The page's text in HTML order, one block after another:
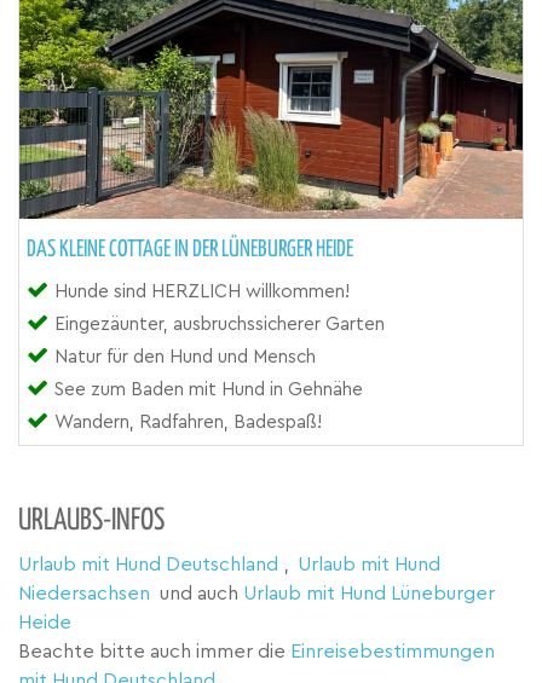
DAS KLEINE COTTAGE IN DER LÜNEBURGER HEIDE
Hunde sind HERZLICH willkommen!
Eingezäunter, ausbruchssicherer Garten
Natur für den Hund und Mensch
See zum Baden mit Hund in Gehnähe
Wandern, Radfahren, Badespaß!
URLAUBS-INFOS
Urlaub mit Hund Deutschland , Urlaub mit Hund
Niedersachsen und auch Urlaub mit Hund Lüneburger
Heide
Beachte bitte auch immer die Einreisebestimmungen